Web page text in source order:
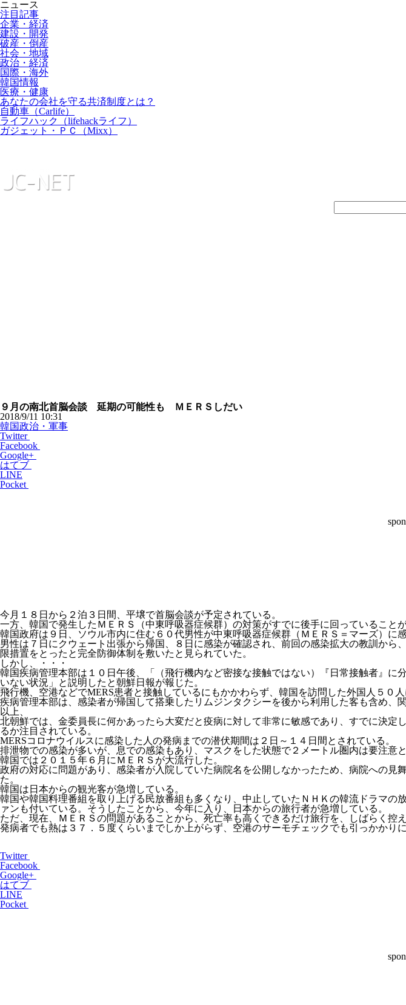
ニュース
注目記事
企業・経済
建設・開発
破産・倒産
社会・地域
政治・経済
国際・海外
韓国情報
医療・健康
あなたの会社を守る共済制度とは？
自動車（Carlife）
ライフハック（lifehackライフ）
ガジェット・ＰＣ（Mixx）
９月の南北首脳会談 延期の可能性も ＭＥＲＳしだい
2018/9/11 10:31
韓国政治・軍事
Twitter
Facebook
Google+
はてブ
LINE
Pocket
今月１８日から２泊３日間、平壌で首脳会談が予定されている。
一方、韓国で発生したＭＥＲＳ（中東呼吸器症候群）の対策がすでに後手に回っていることが
韓国政府は９日、ソウル市内に住む６０代男性が中東呼吸器症候群（ＭＥＲＳ＝マーズ）に
男性は７日にクウェート出張から帰国、８日に感染が確認され、前回の感染拡大の教訓か
限措置をとったと完全防御体制を敷いたと見られていた。
しかし、・・・
韓国疾病管理本部は１０日午後、「（飛行機内など密接な接触ではない）『日常接触者』
いない状況」と説明したと朝鮮日報が報じた。
飛行機、空港などでMERS患者と接触しているにもかかわらず、韓国を訪問した外国人５０
疾病管理本部は、感染者が帰国して搭乗したリムジンタクシーを後から利用した客も含め、
以上、
北朝鮮では、金委員長に何かあったら大変だと疫病に対して非常に敏感であり、すでに決
るか注目されている。
MERSコロナウイルスに感染した人の発病までの潜伏期間は２日～１４日間とされている。
排泄物での感染が多いが、息での感染もあり、マスクをした状態で２メートル圏内は要注意と
韓国では２０１５年６月にＭＥＲＳが大流行した。
政府の対応に問題があり、感染者が入院していた病院名を公開しなかったため、病院への
た。
韓国は日本からの観光客が急増している。
韓国や韓国料理番組を取り上げる民放番組も多くなり、中止していたＮＨＫの韓流ドラマ
ァンも付いている。そうしたことから、今年に入り、日本からの旅行者が急増している。
ただ、現在、ＭＥＲＳの問題があることから、死亡率も高くできるだけ旅行を、しばらく控
発病者でも熱は３７．５度くらいまでしか上がらず、空港のサーモチェックでも引っかかりに
Twitter
Facebook
Google+
はてブ
LINE
Pocket